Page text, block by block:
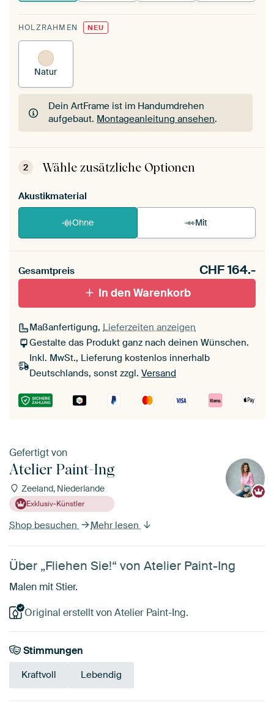
HOLZRAHMEN NEU
Natur
Dein ArtFrame ist im Handumdrehen
aufgebaut. Montageanleitung ansehen.
Dein ArtFrame ist im Handumdrehen
aufgebaut.Montageanleitung ansehen
2 Wähle zusätzliche Optionen
Akustikmaterial
Ohne Mit
Gesamtpreis CHF164.-
In den Warenkorb
Maßanfertigung, Lieferzeiten anzeigen
Gestalte das Produkt ganz nach deinen Wünschen.
Inkl. MwSt., Lieferung kostenlos innerhalb
Deutschlands, sonst zzgl. Versand
Gefertigt von
Atelier Paint-Ing
Zeeland, Niederlande
Exklusiv-Künstler
Shop besuchen Mehr lesen
Über „Fliehen Sie!“ von Atelier Paint-Ing
Malen mit Stier.
Original erstellt von Atelier Paint-Ing.
Stimmungen
Kraftvoll Lebendig